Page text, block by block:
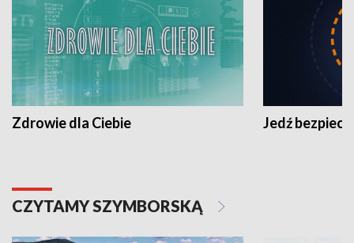
Zdrowie dla Ciebie Jedź
CZYTAMY SZYMBORSKĄ